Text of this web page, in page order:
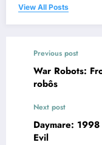
View All Posts
Previous post
War Robots:
robôs
Next post
Daymare:
Evil